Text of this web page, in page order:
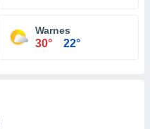
Warnes
30° 22°